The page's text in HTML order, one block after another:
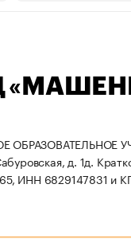
д. 1д.
ИНН 6829147831 и